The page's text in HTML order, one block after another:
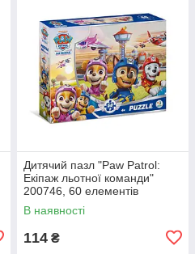
Дитячий пазл "Paw Patrol:
Екіпаж льотної команди"
200746, 60 елементів
В наявності
114 ₴